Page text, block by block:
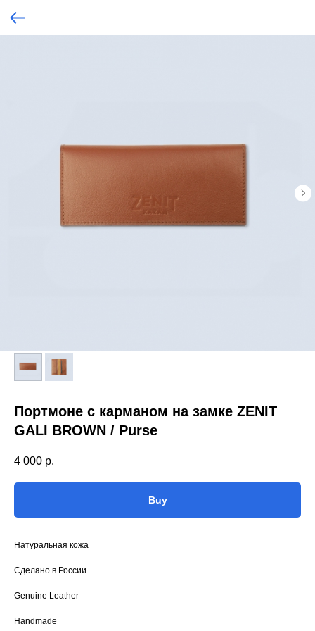
Портмоне с карманом на замке ZENIT
GALI BROWN / Purse
4 000 р.
Buy
Натуральная кожа
Сделано в России
Genuine Leather
Handmade